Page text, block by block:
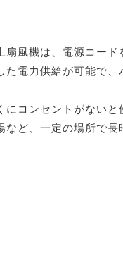
扇風機は、電源コー
た電力供給が可能で
にコンセントがない
など、一定の場所で